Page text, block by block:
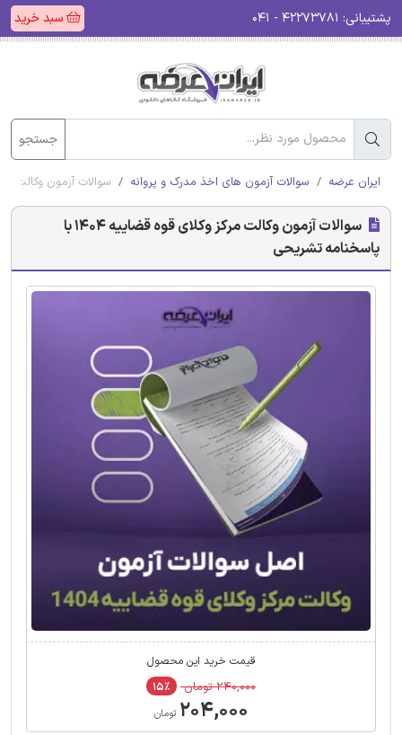
پشتیبانی: سبد خرید
جستجو
ایران عرضه سوالات آزمون های اخذ مدرک و پروانه سوالات آزمون وکالت مرکز وکلای
سوالات آزمون وکالت مرکز وکلای قوه قضاییه 1404 با
پاسخنامه تشریحی
قیمت خرید این محصول
۲۴۰,۰۰۰ تومان ۱۵٪
۲۰۴,۰۰۰ تومان